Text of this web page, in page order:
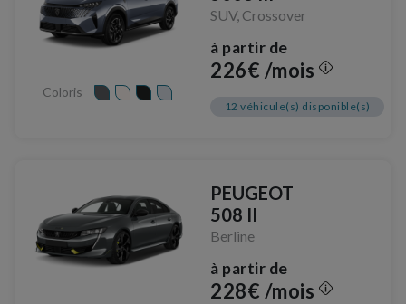
Coloris
SUV, Crossover
à partir de
226€ /mois
12 véhicule(s) disponible(s)
PEUGEOT
508 II
Berline
à partir de
228€ /mois